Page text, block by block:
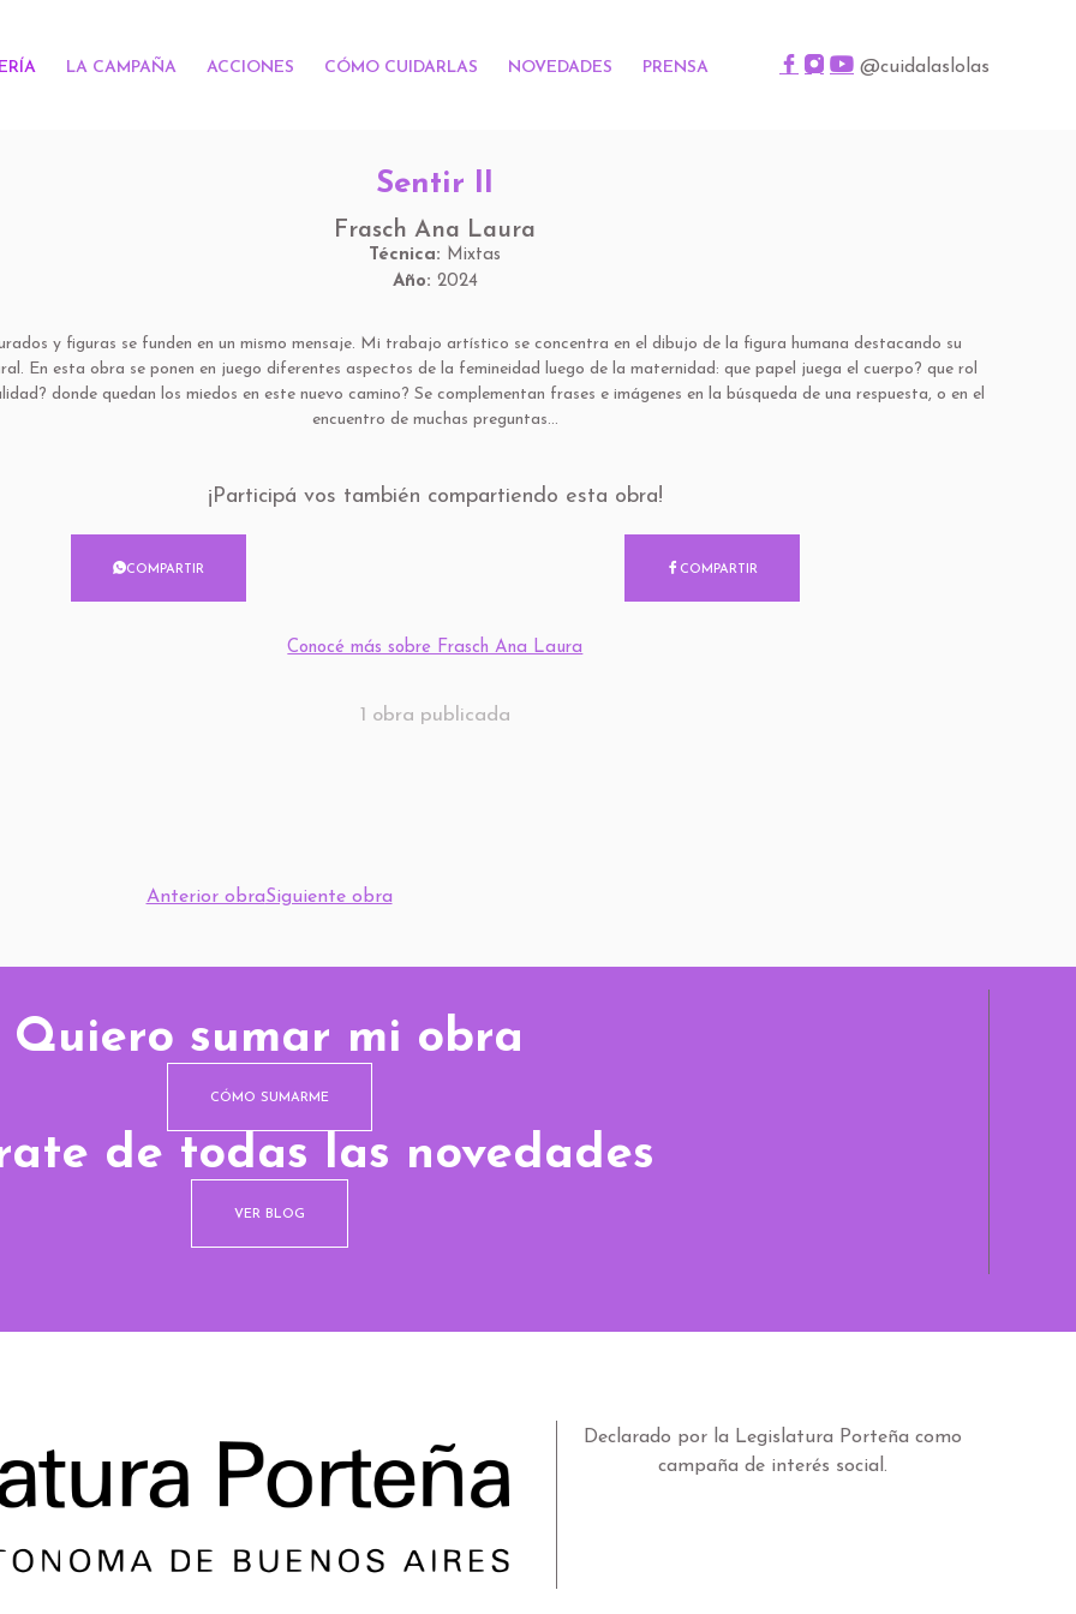
LA CAMPAÑA ACCIONES CÓMO CUIDARLAS NOVEDADES PRENSA @cuidalaslolas
Sentir II
Frasch Ana Laura
Técnica: Mixtas
Año: 2024
y figuras se funden en un mismo mensaje. Mi trabajo artístico se concentra en el dibujo de la figura humana destacando su
En esta obra se ponen en juego diferentes aspectos de la femineidad luego de la maternidad: que papel juega el cuerpo? que rol
donde quedan los miedos en este nuevo camino? Se complementan frases e imágenes en la búsqueda de una respuesta, o en el
encuentro de muchas preguntas...
¡Participá vos también compartiendo esta obra!
COMPARTIR COMPARTIR
Conocé más sobre Frasch Ana Laura
1 obra publicada
Anterior obraSiguiente obra
Quiero sumar mi obra
CÓMO SUMARME
de todas las novedades
VER BLOG
Declarado por la Legislatura Porteña como
campaña de interés social.